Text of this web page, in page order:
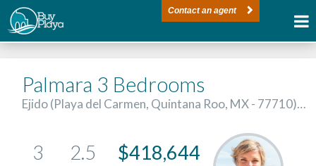
Contact an agent
Palmara 3 Bedrooms
Ejido (Playa del Carmen, Quintana Roo, MX - 77710)…
3 2.5 $418,644